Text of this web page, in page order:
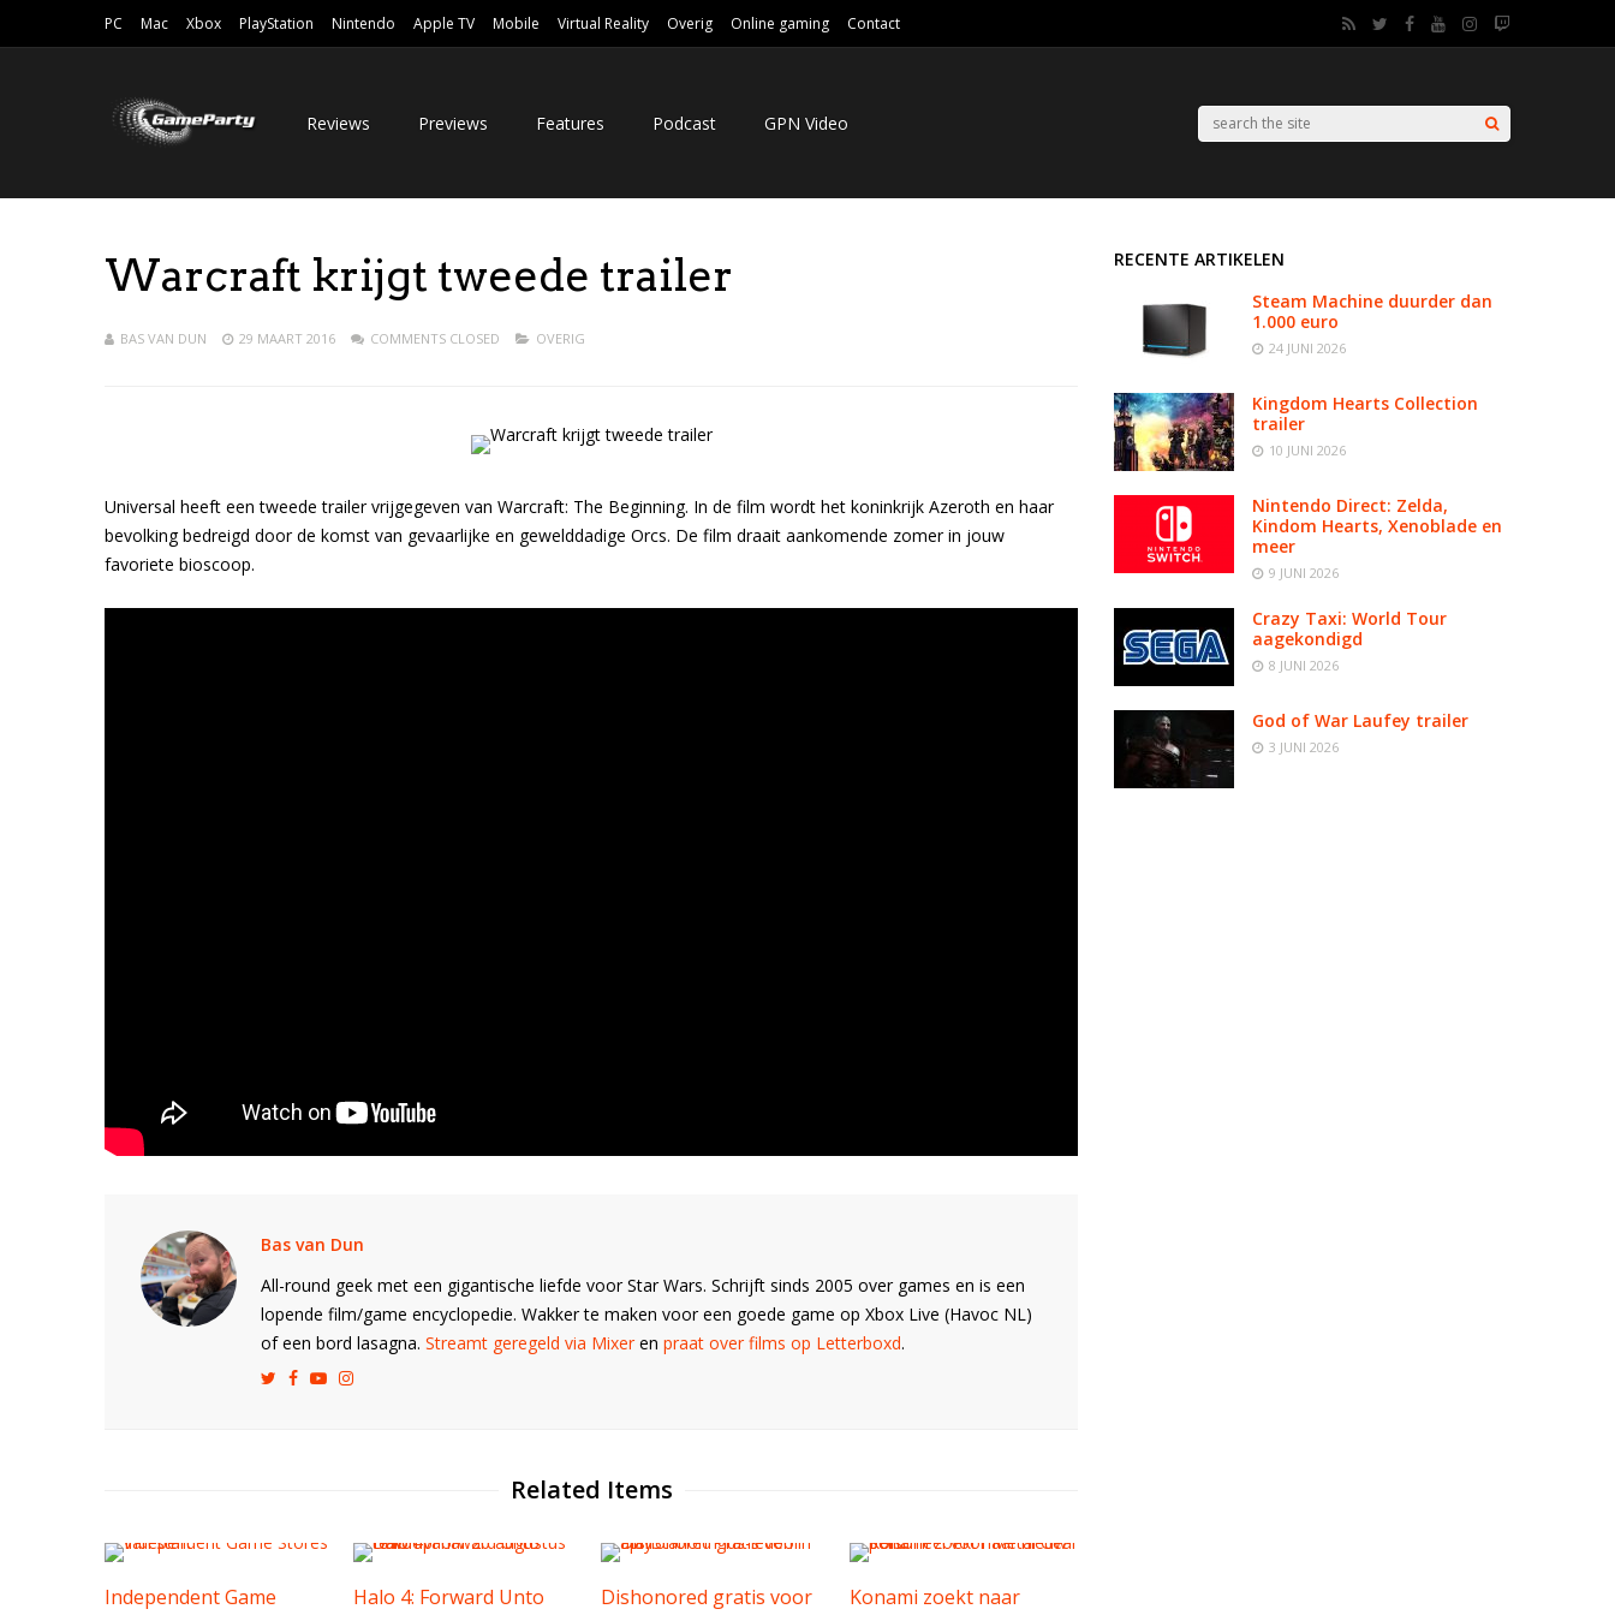
PC Mac Xbox PlayStation Nintendo Apple TV Mobile Virtual Reality Overig Online gaming Contact
Reviews Previews Features Podcast GPN Video
Warcraft krijgt tweede trailer
BAS VAN DUN 29 MAART 2016 COMMENTS CLOSED OVERIG
Universal heeft een tweede trailer vrijgegeven van Warcraft: The Beginning. In de film wordt het koninkrijk Azeroth en haar
bevolking bedreigd door de komst van gevaarlijke en gewelddadige Orcs. De film draait aankomende zomer in jouw
favoriete bioscoop.
Bas van Dun
All-round geek met een gigantische liefde voor Star Wars. Schrijft sinds 2005 over games en is een
lopende film/game encyclopedie. Wakker te maken voor een goede game op Xbox Live (Havoc NL)
of een bord lasagna. Streamt geregeld via Mixeren praat over films op Letterboxd.
Related Items
Independent Game
Halo 4: Forward Unto
Dishonored gratis voor
Konami zoekt naar
RECENTE ARTIKELEN
Steam Machine duurder dan
1.000 euro
24 JUNI 2026
Kingdom Hearts Collection
trailer
10 JUNI 2026
Nintendo Direct: Zelda,
Kindom Hearts, Xenoblade en
meer
9 JUNI 2026
Crazy Taxi: World Tour
aagekondigd
8 JUNI 2026
God of War Laufey trailer
3 JUNI 2026